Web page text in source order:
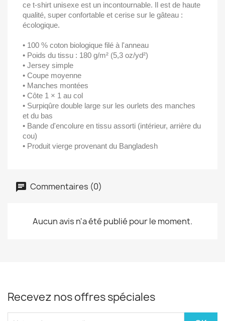
ce t-shirt unisexe est un incontournable. Il est de haute
qualité, super confortable et cerise sur le gâteau :
écologique.
• 100 % coton biologique filé à l'anneau
• Poids du tissu : 180 g/m² (5,3 oz/yd²)
• Jersey simple
• Coupe moyenne
• Manches montées
• Côte 1 × 1 au col
• Surpiqûre double large sur les ourlets des manches
et du bas
• Bande d'encolure en tissu assorti (intérieur, arrière du
cou)
• Produit vierge provenant du Bangladesh
Commentaires (0)
Aucun avis n'a été publié pour le moment.
Recevez nos offres spéciales